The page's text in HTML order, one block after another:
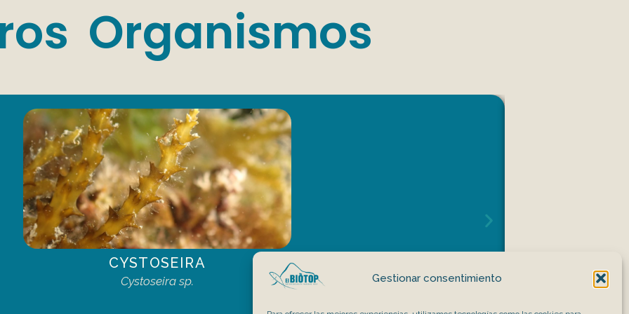
Gestionar consentimiento
Organismos
CYSTOSEIRA
Cystoseira sp.